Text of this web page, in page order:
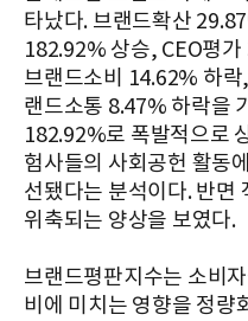
타났다. 브랜드확산
182.92% 상승, CEO평
브랜드소비 14.62% 하
랜드소통 8.47% 하락을
182.92%로 폭발적으로
험사들의 사회공헌 활동
선됐다는 분석이다. 반면
위축되는 양상을 보였다.
브랜드평판지수는 소비
비에 미치는 영향을 정량